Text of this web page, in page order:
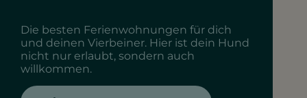
Die besten Ferienwohnungen für dich
und deinen Vierbeiner. Hier ist dein Hund
nicht nur erlaubt, sondern auch
willkommen.